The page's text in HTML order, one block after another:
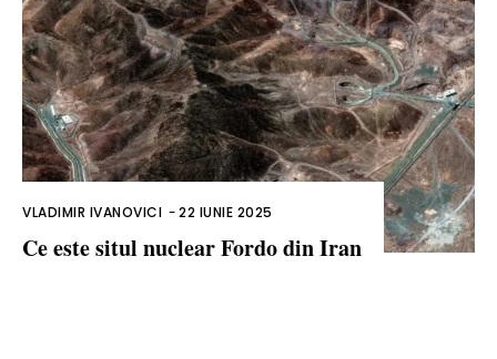
VLADIMIR IVANOVICI -22 IUNIE 2025
Ce este situl nuclear Fordo din Iran